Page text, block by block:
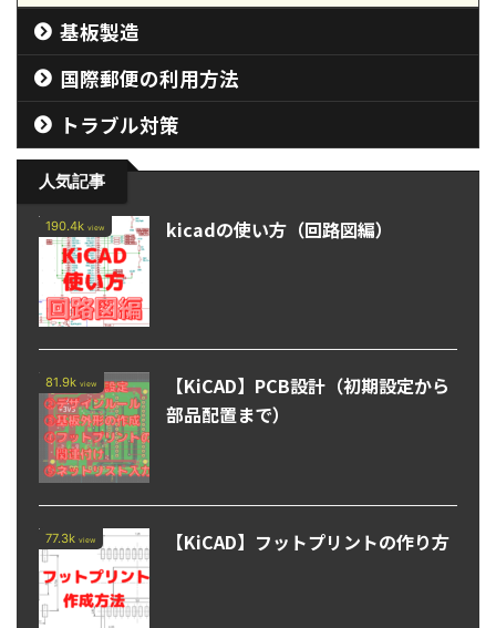
基板製造
国際郵便の利用方法
トラブル対策
人気記事
190.4k view kicadの使い方（回路図編）
81.9k view
【KiCAD】PCB設計（初期設定から
部品配置まで）
77.3k view 【KiCAD】フットプリントの作り方